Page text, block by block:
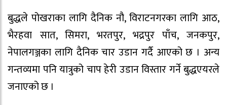
बुद्धले पोखराका लागि दैनिक नौ, विराटनगरका लागि आठ,
भैरहवा सात, सिमरा, भरतपुर, भद्रपुर पाँच, जनकपुर,
नेपालगञ्जका लागि दैनिक चार उडान गर्दै आएको छ । अन्य
गन्तव्यमा पनि यात्रुको चाप हेरी उडान विस्तार गर्ने बुद्धएयरले
जनाएको छ ।